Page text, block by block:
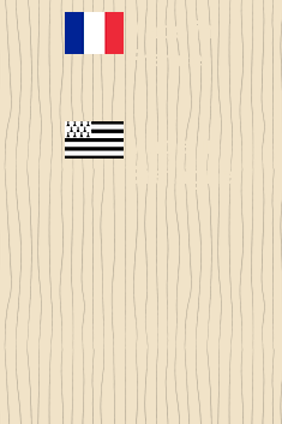
Made in
France
Made in
Bretagne